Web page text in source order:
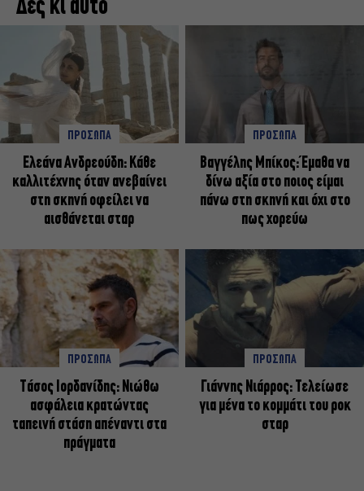
Δες κι αυτό
ΠΡΟΣΩΠΑ
Ελεάνα Ανδρεούδη: Κάθε
καλλιτέχνης όταν ανεβαίνει
στη σκηνή οφείλει να
αισθάνεται σταρ
ΠΡΟΣΩΠΑ
Βαγγέλης Μπίκος: Έμαθα να
δίνω αξία στο ποιος είμαι
πάνω στη σκηνή και όχι στο
πως χορεύω
ΠΡΟΣΩΠΑ
Tάσος Ιορδανίδης: Νιώθω
ασφάλεια κρατώντας
ταπεινή στάση απέναντι στα
πράγματα
ΠΡΟΣΩΠΑ
Γιάννης Νιάρρος: Τελείωσε
για μένα το κομμάτι του ροκ
σταρ